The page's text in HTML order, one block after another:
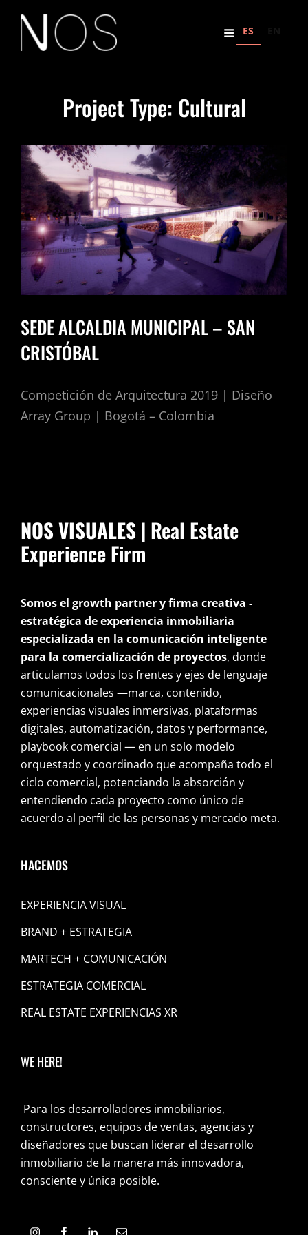
ES
Project Type: Cultural
SEDE ALCALDIA MUNICIPAL – SAN
CRISTÓBAL
Competición de Arquitectura 2019 | Diseño
Array Group | Bogotá – Colombia
NOS VISUALES| Real Estate
Experience Firm
Somos el growth partner y firma creativa -
estratégica de experiencia inmobiliaria
especializada en la comunicación inteligente
para la comercialización de proyectos, donde
articulamos todos los frentes y ejes de lenguaje
comunicacionales —marca, contenido,
experiencias visuales inmersivas, plataformas
digitales, automatización, datos y performance,
playbook comercial — en un solo modelo
orquestado y coordinado que acompaña todo el
ciclo comercial, potenciando la absorción y
entendiendo cada proyecto como único de
acuerdo al perfil de las personas y mercado meta.
HACEMOS
EXPERIENCIA VISUAL
BRAND + ESTRATEGIA
MARTECH + COMUNICACIÓN
ESTRATEGIA COMERCIAL
REAL ESTATE EXPERIENCIAS XR
WE HERE!
Para los desarrolladores inmobiliarios,
constructores, equipos de ventas, agencias y
diseñadores que buscan liderar el desarrollo
inmobiliario de la manera más innovadora,
consciente y única posible.